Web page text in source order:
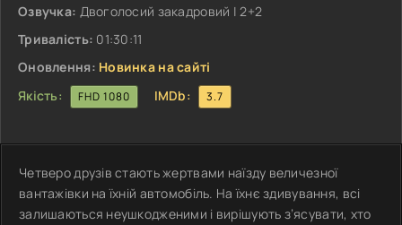
Озвучка: Двоголосий закадровий | 2+2
Тривалість: 01:30:11
Оновлення: Новинка на сайті
Якість:
FHD 1080 IMDb: 3.7
Четверо друзів стають жертвами наїзду величезної
вантажівки на їхній автомобіль. На їхнє здивування, всі
залишаються неушкодженими і вирішують з’ясувати, хто